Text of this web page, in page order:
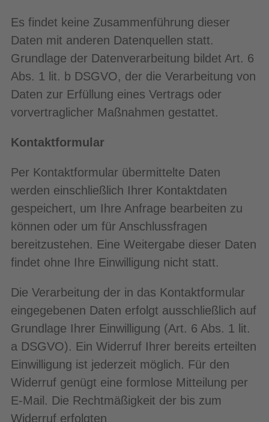
Es findet keine Zusammenführung dieser
Daten mit anderen Datenquellen statt.
Grundlage der Datenverarbeitung bildet Art. 6
Abs. 1 lit. b DSGVO, der die Verarbeitung von
Daten zur Erfüllung eines Vertrags oder
vorvertraglicher Maßnahmen gestattet.
Kontaktformular
Per Kontaktformular übermittelte Daten
werden einschließlich Ihrer Kontaktdaten
gespeichert, um Ihre Anfrage bearbeiten zu
können oder um für Anschlussfragen
bereitzustehen. Eine Weitergabe dieser Daten
findet ohne Ihre Einwilligung nicht statt.
Die Verarbeitung der in das Kontaktformular
eingegebenen Daten erfolgt ausschließlich auf
Grundlage Ihrer Einwilligung (Art. 6 Abs. 1 lit.
a DSGVO). Ein Widerruf Ihrer bereits erteilten
Einwilligung ist jederzeit möglich. Für den
Widerruf genügt eine formlose Mitteilung per
E-Mail. Die Rechtmäßigkeit der bis zum
Widerruf erfolgten